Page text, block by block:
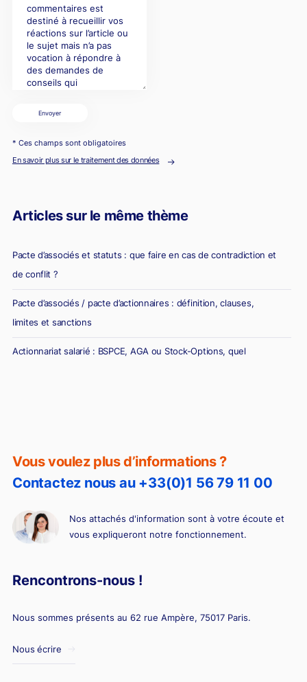
Vous voulez plus d’informations ?
Contactez nous au +33(0)1 56 79 11 00
Nos attachés d'information sont à votre écoute et
vous expliqueront notre fonctionnement.
Rencontrons-nous !
Nous sommes présents au 62 rue Ampère, 75017 Paris.
Nous écrire
Envoyer
* Ces champs sont obligatoires
En savoir plus sur le traitement des données
Articles sur le même thème
Pacte d’associés et statuts : que faire en cas de contradiction et
de conflit ?
Pacte d’associés / pacte d’actionnaires : définition, clauses,
limites et sanctions
Actionnariat salarié : BSPCE, AGA ou Stock-Options, quel